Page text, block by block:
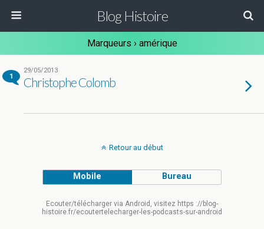
Blog Histoire
Marqueurs › amérique
1
29/05/2013
Christophe Colomb
Retour au début
Mobile Bureau
Ecouter/télécharger via Android, visitez https ://blog-
histoire.fr/ecoutertelecharger-les-podcasts-sur-android